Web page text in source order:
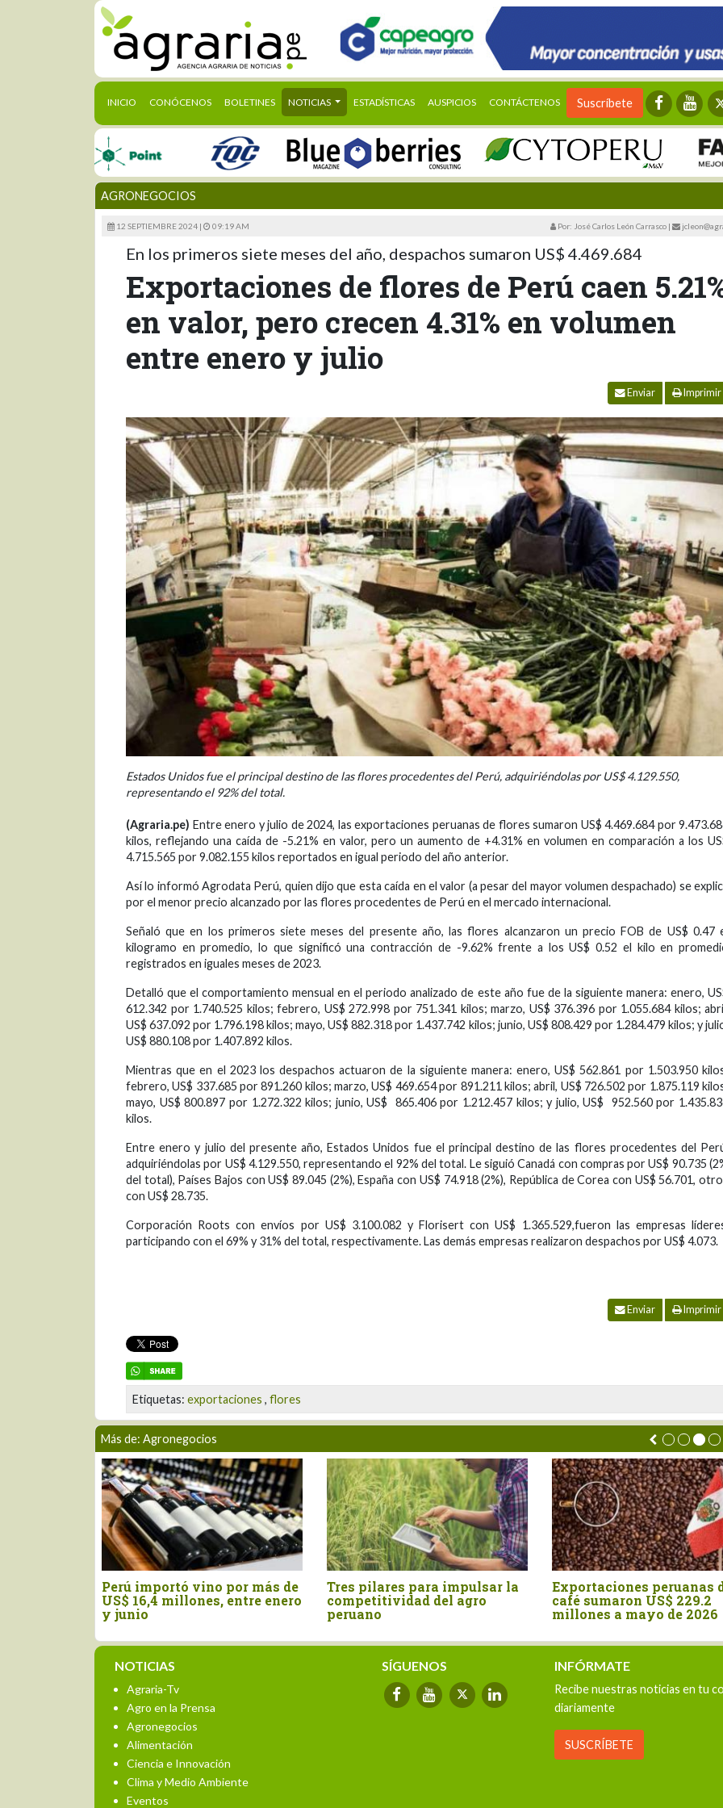
INICIO (CURRENT)
CONÓCENOS BOLETINES NOTICIAS ESTADÍSTICAS AUSPICIOS CONTÁCTENOS Suscríbete
AGRONEGOCIOS
12 SEPTIEMBRE 2024 | 09:19 AM Por: José Carlos León Carrasco |
En los primeros siete meses del año, despachos sumaron US$ 4.469.684
Exportaciones de flores de Perú caen
en valor, pero crecen 4.31% en volumen
entre enero y julio
Enviar Imprimir
Estados Unidos fue el principal destino de las flores procedentes del Perú, adquiriéndolas por US$ 4.129.550,
representando el 92% del total.
(Agraria.pe) Entre enero y julio de 2024, las exportaciones peruanas de flores sumaron US$ 4.469.684 por
kilos, reflejando una caída de -5.21% en valor, pero un aumento de +4.31% en volumen en comparación a los
4.715.565 por 9.082.155 kilos reportados en igual periodo del año anterior.
Así lo informó Agrodata Perú, quien dijo que esta caída en el valor (a pesar del mayor volumen despachado) se
por el menor precio alcanzado por las flores procedentes de Perú en el mercado internacional.
Señaló que en los primeros siete meses del presente año, las flores alcanzaron un precio FOB de US$ 0.47
kilogramo en promedio, lo que significó una contracción de -9.62% frente a los US$ 0.52 el kilo en
registrados en iguales meses de 2023.
Detalló que el comportamiento mensual en el periodo analizado de este año fue de la siguiente manera: enero,
612.342 por 1.740.525 kilos; febrero, US$ 272.998 por 751.341 kilos; marzo, US$ 376.396 por 1.055.684 kilos;
US$ 637.092 por 1.796.198 kilos; mayo, US$ 882.318 por 1.437.742 kilos; junio, US$ 808.429 por 1.284.479 kilos; y
US$ 880.108 por 1.407.892 kilos.
Mientras que en el 2023 los despachos actuaron de la siguiente manera: enero, US$ 562.861 por 1.503.950
febrero, US$ 337.685 por 891.260 kilos; marzo, US$ 469.654 por 891.211 kilos; abril, US$ 726.502 por 1.875.119
mayo, US$ 800.897 por 1.272.322 kilos; junio, US$ 865.406 por 1.212.457 kilos; y julio, US$ 952.560 por
kilos.
Entre enero y julio del presente año, Estados Unidos fue el principal destino de las flores procedentes del
adquiriéndolas por US$ 4.129.550, representando el 92% del total. Le siguió Canadá con compras por US$ 90.735
del total), Países Bajos con US$ 89.045 (2%), España con US$ 74.918 (2%), República de Corea con US$ 56.701,
con US$ 28.735.
Corporación Roots con envíos por US$ 3.100.082 y Florisert con US$ 1.365.529,fueron las empresas
participando con el 69% y 31% del total, respectivamente. Las demás empresas realizaron despachos por US$ 4.073.
Enviar Imprimir
Etiquetas: exportaciones , flores
Más de: Agronegocios
Perú importó vino por más de
US$ 16,4 millones, entre enero
y junio
Tres pilares para impulsar la
competitividad del agro
peruano
Exportaciones peruanas de
café sumaron US$ 229.2
millones a mayo de 2026
NOTICIAS
Agraria-Tv
Agro en la Prensa
Agronegocios
Alimentación
Ciencia e Innovación
Clima y Medio Ambiente
Eventos
SÍGUENOS INFÓRMATE
Recibe nuestras noticias en tu
diariamente
SUSCRÍBETE